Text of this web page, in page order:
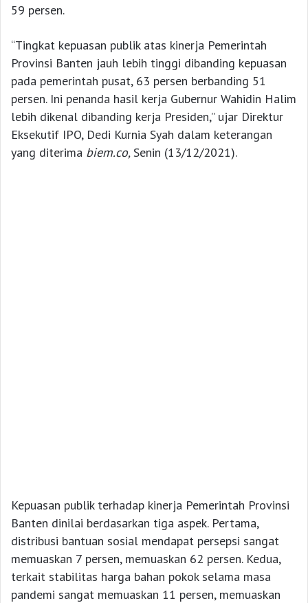
59 persen.
“Tingkat kepuasan publik atas kinerja Pemerintah
Provinsi Banten jauh lebih tinggi dibanding kepuasan
pada pemerintah pusat, 63 persen berbanding 51
persen. Ini penanda hasil kerja Gubernur Wahidin Halim
lebih dikenal dibanding kerja Presiden,” ujar Direktur
Eksekutif IPO, Dedi Kurnia Syah dalam keterangan
yang diterima biem.co, Senin (13/12/2021).
Kepuasan publik terhadap kinerja Pemerintah Provinsi
Banten dinilai berdasarkan tiga aspek. Pertama,
distribusi bantuan sosial mendapat persepsi sangat
memuaskan 7 persen, memuaskan 62 persen. Kedua,
terkait stabilitas harga bahan pokok selama masa
pandemi sangat memuaskan 11 persen, memuaskan